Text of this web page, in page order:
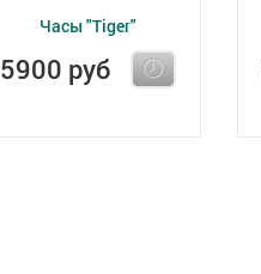
Часы "Tiger"
5900 руб